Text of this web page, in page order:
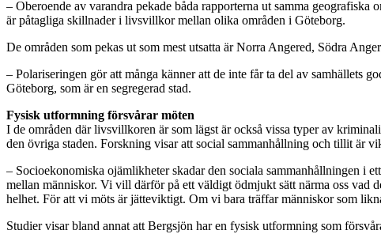
– Oberoende av varandra pekade båda rapporterna ut samma
är påtagliga skillnader i livsvillkor mellan olika områden i Göteborg.
De områden som pekas ut som mest utsatta är Norra Angered, Södra
– Polariseringen gör att många känner att de inte får ta del av samhällets
Göteborg, som är en segregerad stad.
Fysisk utformning försvårar möten
I de områden där livsvillkoren är som lägst är också vissa typer av
den övriga staden. Forskning visar att social sammanhållning och tillit är
– Socioekonomiska ojämlikheter skadar den sociala sammanhållningen i
mellan människor. Vi vill därför på ett väldigt ödmjukt sätt närma oss vad
helhet. För att vi möts är jätteviktigt. Om vi bara träffar människor som
Studier visar bland annat att Bergsjön har en fysisk utformning som